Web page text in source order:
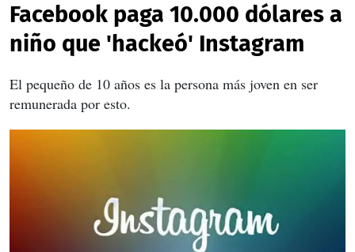
Facebook paga 10.000 dólares a
niño que 'hackeó' Instagram
El pequeño de 10 años es la persona más joven en ser
remunerada por esto.